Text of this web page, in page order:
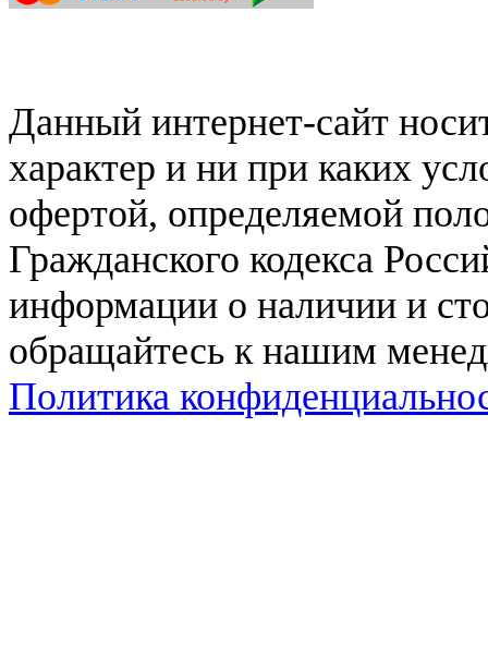
Данный интернет-сайт
характер и ни при каких
офертой, определяемой
Гражданского кодекса
информации о наличии и
обращайтесь к нашим
Политика